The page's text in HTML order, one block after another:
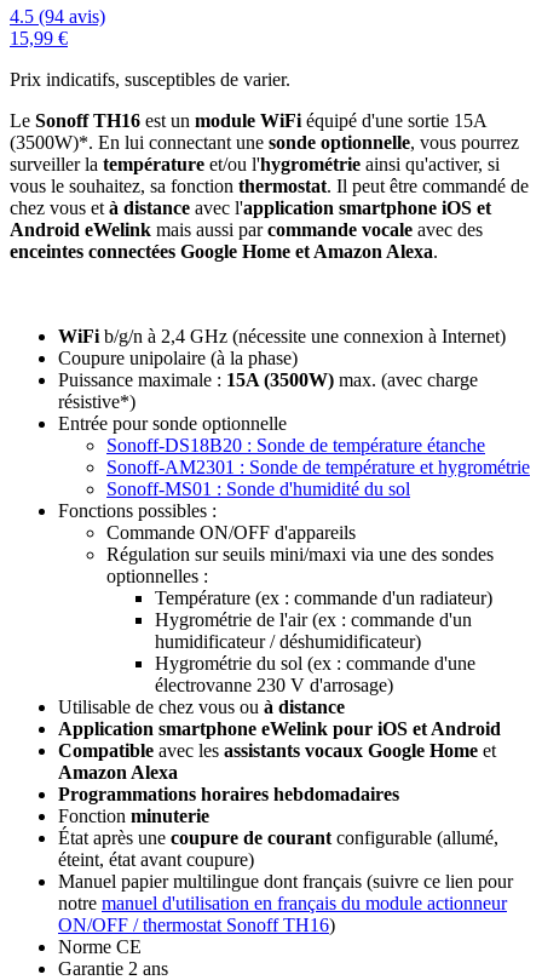
4.5 (94 avis)
15,99 €
Prix indicatifs, susceptibles de varier.
Le Sonoff TH16 est un module WiFi équipé d'une sortie 15A
(3500W)*. En lui connectant une sonde optionnelle, vous pourrez
surveiller la température et/ou l'hygrométrie ainsi qu'activer, si
vous le souhaitez, sa fonction thermostat. Il peut être commandé de
chez vous et à distance avec l'application smartphone iOS et
Android eWelink mais aussi parcommande vocale avec des
enceintes connectées Google Home et Amazon Alexa.
WiFi b/g/n à 2,4 GHz (nécessite une connexion à Internet)
Coupure unipolaire (à la phase)
Puissance maximale : 15A (3500W) max. (avec charge
résistive*)
Entrée pour sonde optionnelle
Sonoff-DS18B20 : Sonde de température étanche
Sonoff-AM2301 : Sonde de température et hygrométrie
Sonoff-MS01 : Sonde d'humidité du sol
Fonctions possibles :
Commande ON/OFF d'appareils
Régulation sur seuils mini/maxi via une des sondes
optionnelles :
Température (ex : commande d'un radiateur)
Hygrométrie de l'air (ex : commande d'un
humidificateur / déshumidificateur)
Hygrométrie du sol (ex : commande d'une
électrovanne 230 V d'arrosage)
Utilisable de chez vous ou à distance
Application smartphone eWelink pour iOS et Android
Compatible avec les assistants vocaux Google Home et
Amazon Alexa
Programmations horaires hebdomadaires
Fonction minuterie
État après une coupure de courant configurable (allumé,
éteint, état avant coupure)
Manuel papier multilingue dont français (suivre ce lien pour
notre manuel d'utilisation en français du module actionneur
ON/OFF / thermostat Sonoff TH16)
Norme CE
Garantie 2 ans